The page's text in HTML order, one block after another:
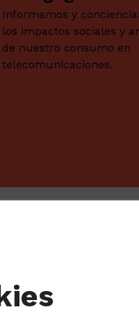
Informamos y
los impactos sociales y
de nuestro consumo en
telecomunicaciones.